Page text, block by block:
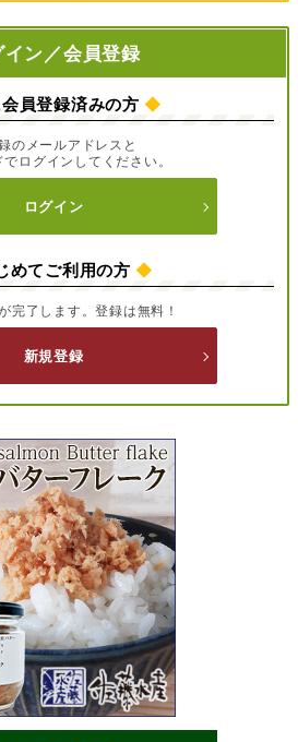
イン／会員登録
員登録済みの方 ◆
のメールアドレスと
ログインしてください。
ログイン
めてご利用の方 ◆
完了します。登録は無料！
新規登録